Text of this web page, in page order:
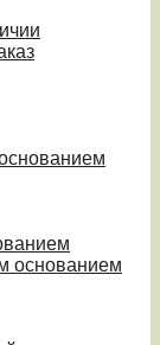
основанием